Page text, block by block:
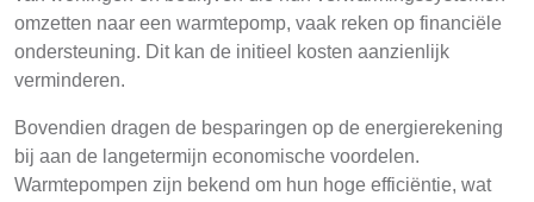
omzetten naar een warmtepomp, vaak reken op financiële
ondersteuning. Dit kan de initieel kosten aanzienlijk
verminderen.
Bovendien dragen de besparingen op de energierekening
bij aan de langetermijn economische voordelen.
Warmtepompen zijn bekend om hun hoge efficiëntie, wat